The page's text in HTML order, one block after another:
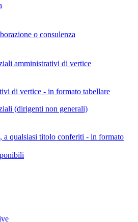
o consulenza
amministrativi di vertice
di vertice - in formato tabellare
(dirigenti non generali)
a qualsiasi titolo conferiti - in formato